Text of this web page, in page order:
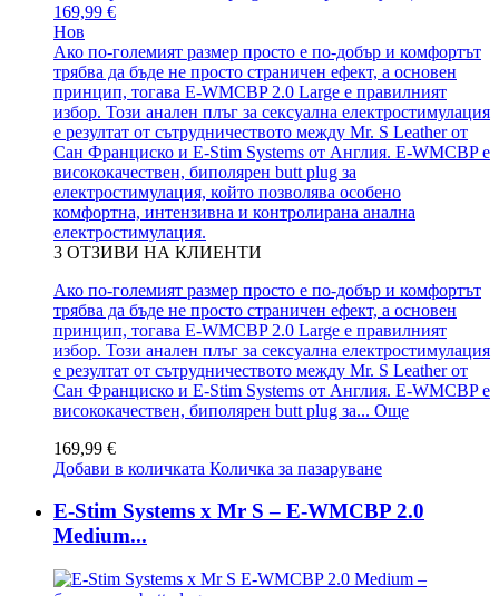
169,99 €
Нов
Ако по-големият размер просто е по-добър и комфортът
трябва да бъде не просто страничен ефект, а основен
принцип, тогава E-WMCBP 2.0 Large е правилният
избор. Този анален плъг за сексуална електростимулация
е резултат от сътрудничеството между Mr. S Leather от
Сан Франциско и E-Stim Systems от Англия. E-WMCBP е
висококачествен, биполярен butt plug за
електростимулация, който позволява особено
комфортна, интензивна и контролирана анална
електростимулация.
3 ОТЗИВИ НА КЛИЕНТИ
Ако по-големият размер просто е по-добър и комфортът
трябва да бъде не просто страничен ефект, а основен
принцип, тогава E-WMCBP 2.0 Large е правилният
избор. Този анален плъг за сексуална електростимулация
е резултат от сътрудничеството между Mr. S Leather от
Сан Франциско и E-Stim Systems от Англия. E-WMCBP е
висококачествен, биполярен butt plug за... Още
169,99 €
Добави в количката Количка за пазаруване
E-Stim Systems x Mr S – E-WMCBP 2.0
Medium...